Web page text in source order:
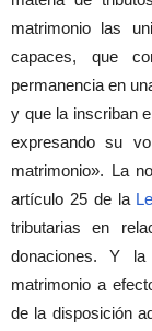
matrimonio las
capaces, que
permanencia en
y que la inscriban
expresando su
matrimonio». La
artículo 25 de la
tributarias en
donaciones. Y
matrimonio a
de la disposición